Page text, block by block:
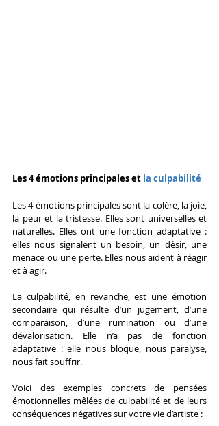
Les 4 émotions principales et la culpabilité
Les 4 émotions principales sont la colère, la joie,
la peur et la tristesse. Elles sont universelles et
naturelles. Elles ont une fonction adaptative :
elles nous signalent un besoin, un désir, une
menace ou une perte. Elles nous aident à réagir
et à agir.
La culpabilité, en revanche, est une émotion
secondaire qui résulte d’un jugement, d’une
comparaison, d’une rumination ou d’une
dévalorisation. Elle n’a pas de fonction
adaptative : elle nous bloque, nous paralyse,
nous fait souffrir.
Voici des exemples concrets de pensées
émotionnelles mêlées de culpabilité et de leurs
conséquences négatives sur votre vie d’artiste :